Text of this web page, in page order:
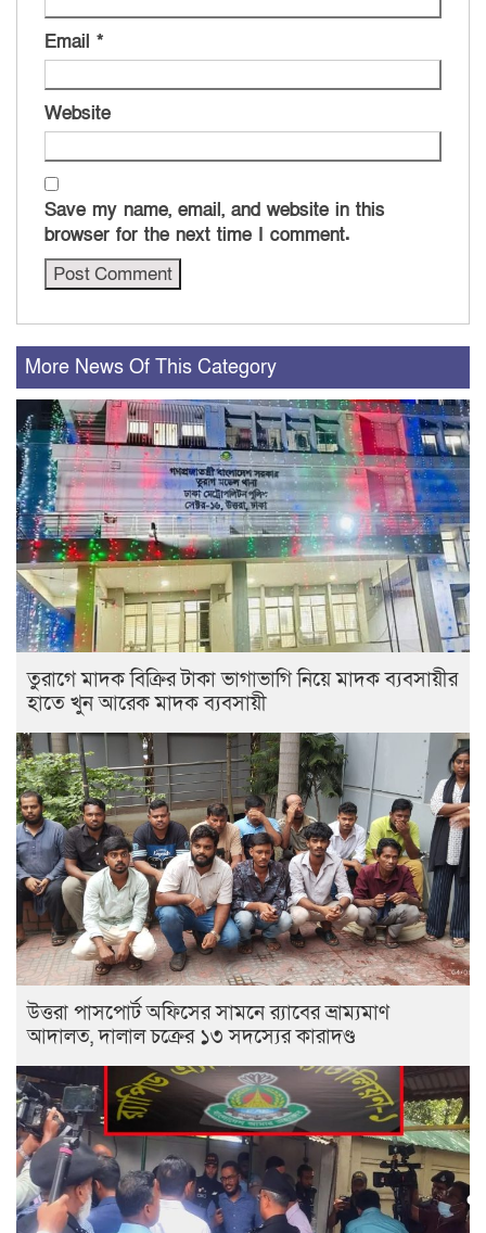
Email *
Website
Save my name, email, and website in this
browser for the next time I comment.
More News Of This Category
তুরাগে মাদক বিক্রির টাকা ভাগাভাগি নিয়ে মাদক ব্যবসায়ীর
হাতে খুন আরেক মাদক ব্যবসায়ী
উত্তরা পাসপোর্ট অফিসের সামনে র‍্যাবের ভ্রাম্যমাণ
আদালত, দালাল চক্রের ১৩ সদস্যের কারাদণ্ড